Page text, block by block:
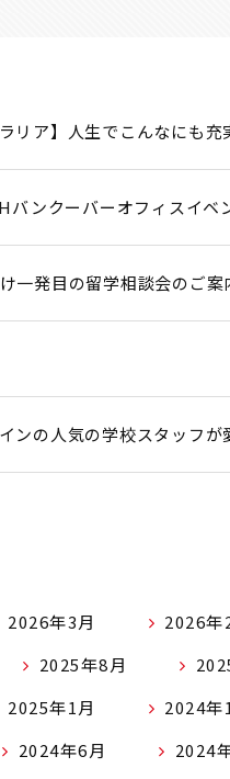
ア】人生でこんなにも充
ンクーバーオフィスイベ
一発目の留学相談会のご案
の人気の学校スタッフが
2026年3月 2026年
2025年8月
2025年1月 2024年
2024年6月 2024